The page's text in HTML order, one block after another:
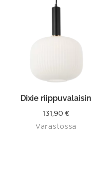
Dixie riippuvalaisin
131,90 €
Varastossa